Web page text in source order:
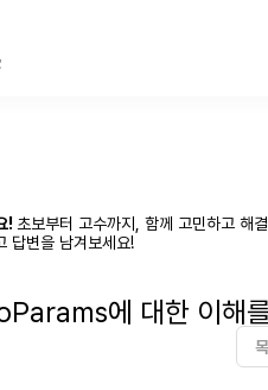
! 초보부터 고수까지, 함께 고민하고 해
답변을 남겨보세요!
에 대한 이해